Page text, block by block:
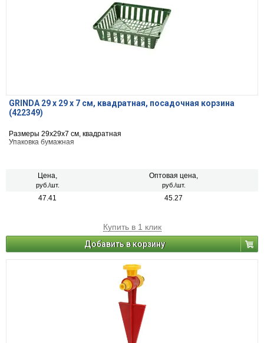
GRINDA 29 х 29 х 7 см, квадратная, посадочная корзина
(422349)
Размеры 29х29х7 см, квадратная
Упаковка бумажная
Цена,
руб./шт.
Оптовая цена,
руб./шт.
47.41 45.27
Купить в 1 клик
Добавить в корзину